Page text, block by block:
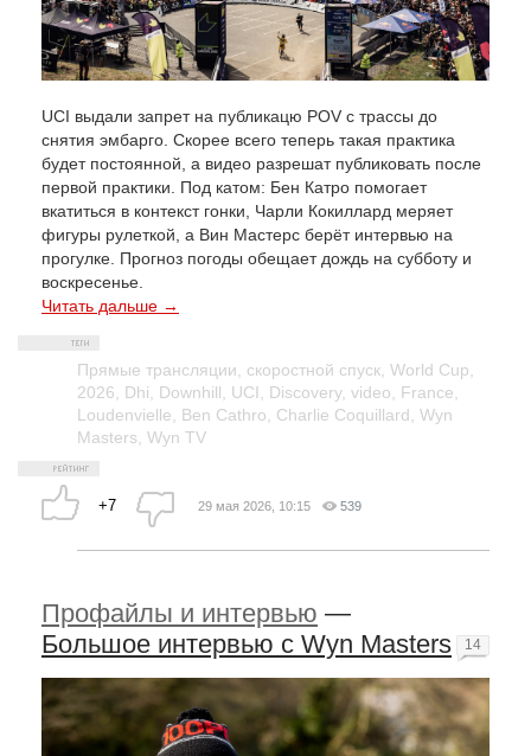
UCI выдали запрет на публикацю POV с трассы до
снятия эмбарго. Скорее всего теперь такая практика
будет постоянной, а видео разрешат публиковать после
первой практики. Под катом: Бен Катро помогает
вкатиться в контекст гонки, Чарли Кокиллард меряет
фигуры рулеткой, а Вин Мастерс берёт интервью на
прогулке. Прогноз погоды обещает дождь на субботу и
воскресенье.
Читать дальше →
Прямые трансляции скоростной спуск World Cup
2026
Dhi Downhill UCI Discovery, video France
Loudenvielle
Ben Cathro Charlie Coquillard Wyn
Masters Wyn TV
+7 29 мая 2026, 10:15 539
Профайлы и интервью —
Большое интервью с Wyn Masters
14